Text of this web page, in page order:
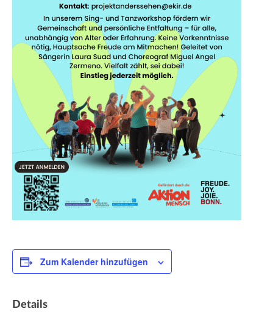
Zum Kalender hinzufügen
Details